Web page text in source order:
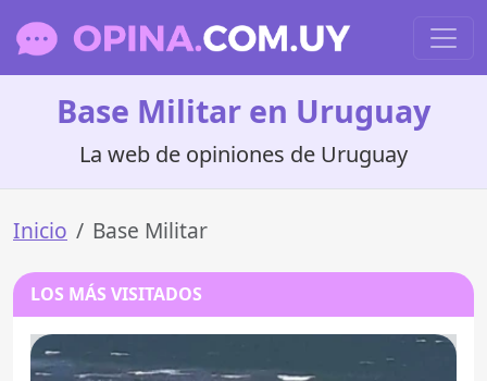
Base Militar en Uruguay
La web de opiniones de Uruguay
Inicio Base Militar
LOS MÁS VISITADOS